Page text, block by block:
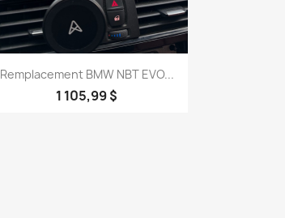
Aperçu rapide
Remplacement BMW NBT EVO...
1 105,99 $